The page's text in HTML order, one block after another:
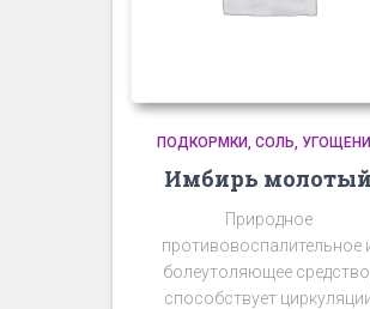
ПОДКОРМКИ, СОЛЬ,
Имбирь молотый
Природное
противовоспалительное
болеутоляющее средство,
способствует